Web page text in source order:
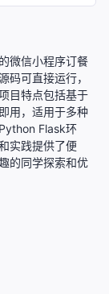
微信小程序订餐
码可直接运行，
目特点包括基于
用，适用于多种
Flask环
实践提供了便
的同学探索和优